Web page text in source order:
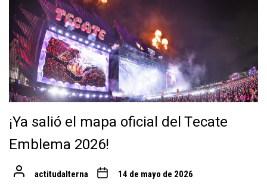
¡Ya salió el mapa oficial del Tecate
Emblema 2026!
actitudalterna 14 de mayo de 2026